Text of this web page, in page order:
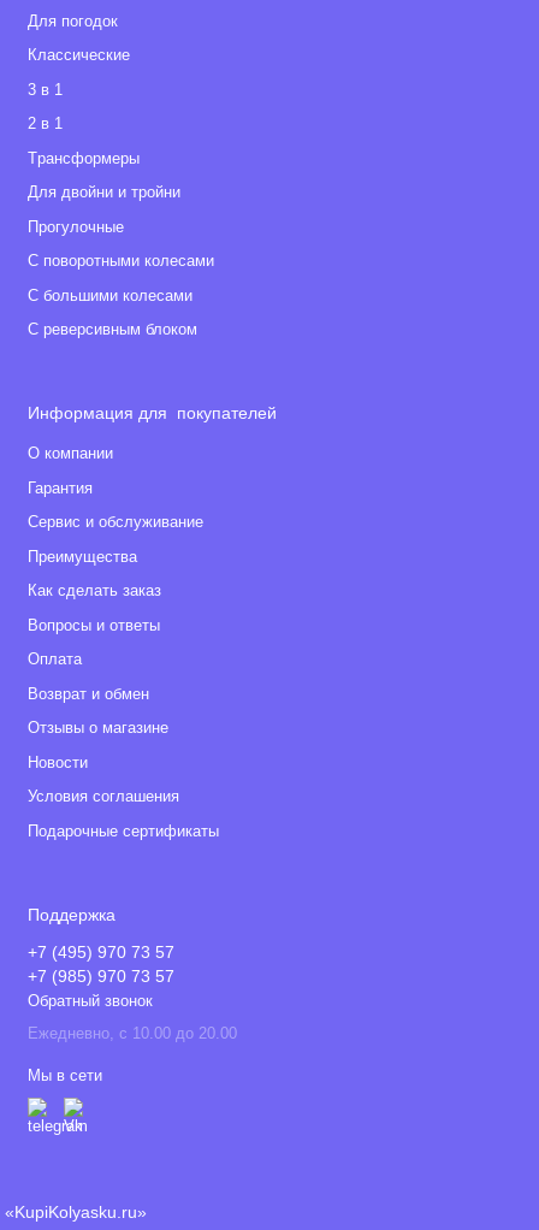
Для погодок
Классические
3 в 1
2 в 1
Tрансформеры
Для двойни и тройни
Прогулочные
С поворотными колесами
С большими колесами
С реверсивным блоком
Информация для покупателей
О компании
Гарантия
Сервис и обслуживание
Преимущества
Как сделать заказ
Вопросы и ответы
Оплата
Возврат и обмен
Отзывы о магазине
Новости
Условия соглашения
Подарочные сертификаты
Поддержка
+7 (495) 970 73 57
+7 (985) 970 73 57
Обратный звонок
Ежедневно, с 10.00 до 20.00
Мы в сети
«KupiKolyasku.ru»